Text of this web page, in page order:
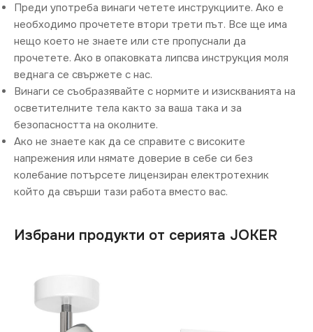
Преди употреба винаги четете инструкциите. Ако е
необходимо прочетете втори трети път. Все ще има
нещо което не знаете или сте пропуснали да
прочетете. Ако в опаковката липсва инструкция моля
веднага се свържете с нас.
Винаги се съобразявайте с нормите и изискванията на
осветителните тела както за ваша така и за
безопасността на околните.
Ако не знаете как да се справите с високите
напрежения или нямате доверие в себе си без
колебание потърсете лицензиран електротехник
който да свърши тази работа вместо вас.
Избрани продукти от серията JOKER